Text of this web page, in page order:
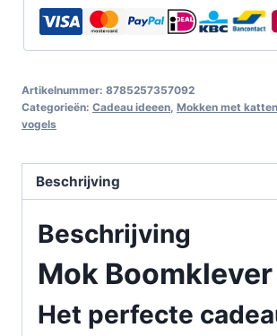
Artikelnummer: 8785257357092
Categorieën: Cadeau ideeen Mokken met katten
vogels
Beschrijving
Beschrijving
Mok Boomklever
Het perfecte